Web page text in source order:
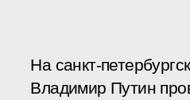
На санкт-
Владимир Путин